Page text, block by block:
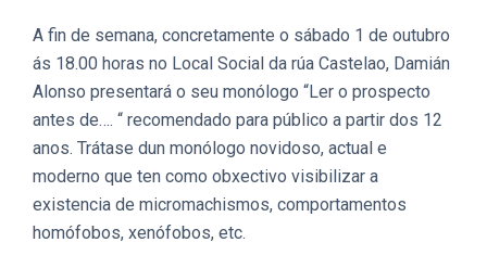
A fin de semana, concretamente o sábado 1 de outubro
ás 18.00 horas no Local Social da rúa Castelao, Damián
Alonso presentará o seu monólogo “Ler o prospecto
antes de…. “ recomendado para público a partir dos 12
anos. Trátase dun monólogo novidoso, actual e
moderno que ten como obxectivo visibilizar a
existencia de micromachismos, comportamentos
homófobos, xenófobos, etc.